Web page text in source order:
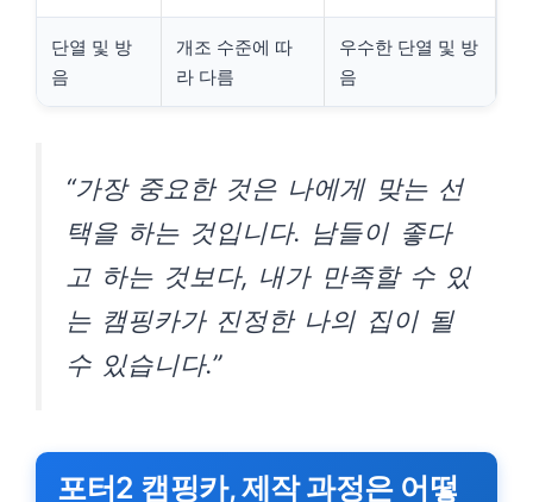
단열 및 방
음
개조 수준에 따
라 다름
우수한 단열 및 방
음
“가장 중요한 것은 나에게 맞는 선
택을 하는 것입니다. 남들이 좋다
고 하는 것보다, 내가 만족할 수 있
는 캠핑카가 진정한 나의 집이 될
수 있습니다.”
포터2 캠핑카, 제작 과정은 어떻